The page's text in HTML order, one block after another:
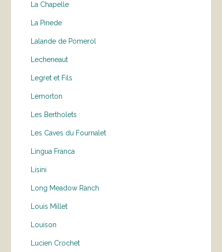
La Chapelle
La Pinede
Lalande de Pomerol
Lecheneaut
Legret et Fils
Lemorton
Les Bertholets
Les Caves du Fournalet
Lingua Franca
Lisini
Long Meadow Ranch
Louis Millet
Louison
Lucien Crochet